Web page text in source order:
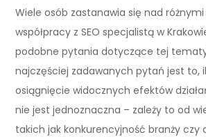
Wiele osób zastanawia się nad
współpracy z SEO specjalistą w
podobne pytania dotyczące tej
najczęściej zadawanych pytań jest to,
osiągnięcie widocznych efektów
nie jest jednoznaczna – zależy to od
takich jak konkurencyjność branży czy